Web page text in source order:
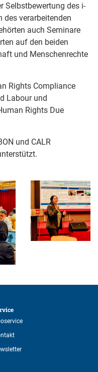
Selbstbewertung des i-
des verarbeitenden
auch Seminare
auf den beiden
und Menschenrechte
Rights Compliance
Labour und
Rights Due
und CALR